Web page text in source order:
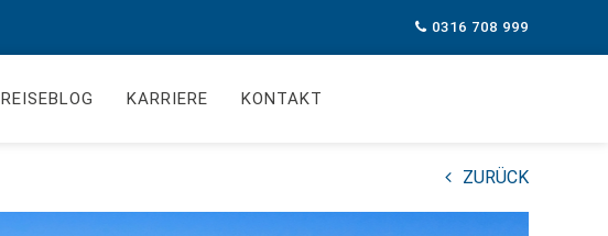
0316 708 999
REISEBLOG KARRIERE KONTAKT
ZURÜCK